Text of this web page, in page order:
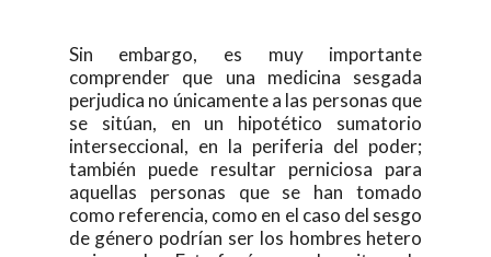
Sin embargo, es muy importante
comprender que una medicina sesgada
perjudica no únicamente a las personas que
se sitúan, en un hipotético sumatorio
interseccional, en la periferia del poder;
también puede resultar perniciosa para
aquellas personas que se han tomado
como referencia, como en el caso del sesgo
de género podrían ser los hombres hetero